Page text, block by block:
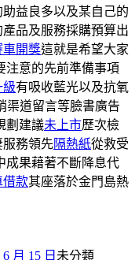
益良多以及某自己的
品及服務採購預算出
車開獎這就是希望大家
注意的先前準備事項
級有吸收藍光以及抗氧
渠道留言等臉書廣告
劃建議未上市歷次檢
服務領先隔熱紙從救受
成果藉著不斷降息代
借款其座落於金門島熱
月 15 日 類
未分類